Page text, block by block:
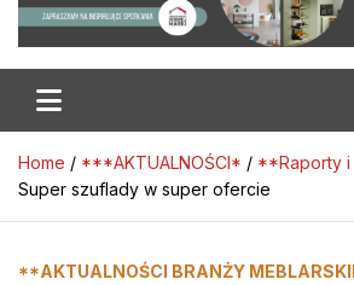
Home ***AKTUALNOŚCI*
**Raporty i
Super szuflady w super ofercie
**AKTUALNOŚCI BRANŻY